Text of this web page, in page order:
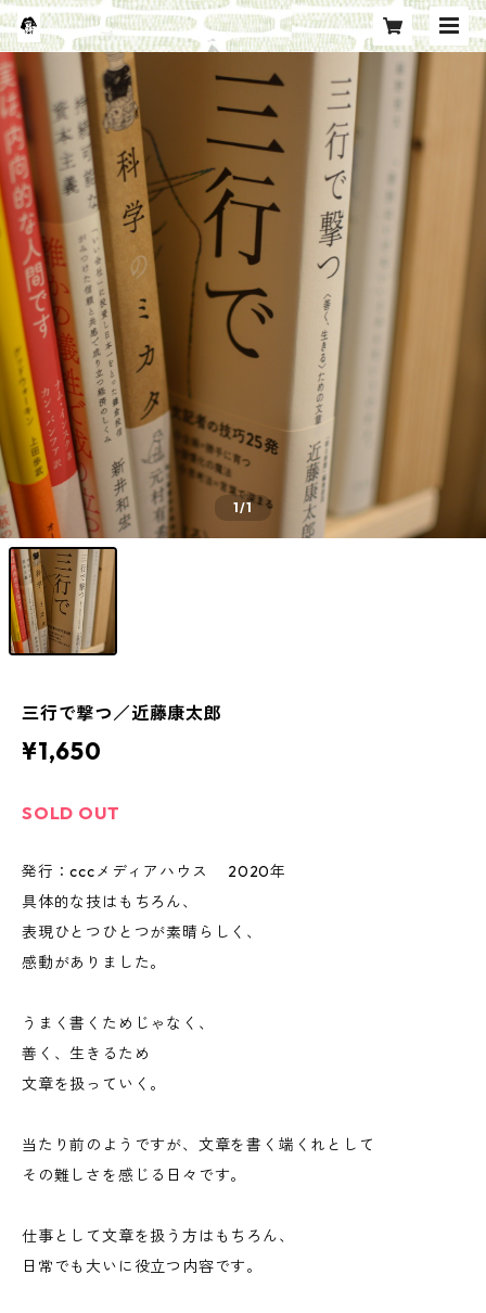
1/1
三行で撃つ／近藤康太郎
¥1,650
SOLD OUT
発行：cccメディアハウス 2020年
具体的な技はもちろん、
表現ひとつひとつが素晴らしく、
感動がありました。
うまく書くためじゃなく、
善く、生きるため
文章を扱っていく。
当たり前のようですが、文章を書く端くれとして
その難しさを感じる日々です。
仕事として文章を扱う方はもちろん、
日常でも大いに役立つ内容です。